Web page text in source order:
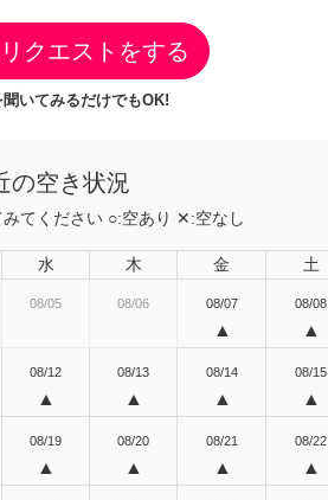
クエストをする
聞いてみるだけでもOK!
の空き状況
てください ○:空あり ✕:空なし
水 木 金 土
08/05 08/06 08/07
▲
08/08
▲
08/12
▲
08/13
▲
08/14
▲
08/15
▲
08/19
▲
08/20
▲
08/21
▲
08/22
▲